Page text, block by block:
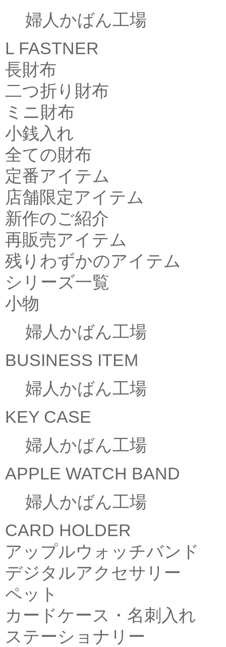
婦人かばん工場
L FASTNER
長財布
二つ折り財布
ミニ財布
小銭入れ
全ての財布
定番アイテム
店舗限定アイテム
新作のご紹介
再販売アイテム
残りわずかのアイテム
シリーズ一覧
小物
婦人かばん工場
BUSINESS ITEM
婦人かばん工場
KEY CASE
婦人かばん工場
APPLE WATCH BAND
婦人かばん工場
CARD HOLDER
アップルウォッチバンド
デジタルアクセサリー
ペット
カードケース・名刺入れ
ステーショナリー